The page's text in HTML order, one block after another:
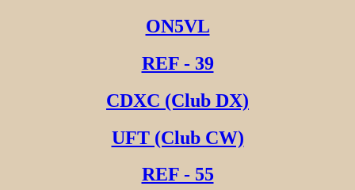
ON5VL
REF - 39
CDXC (Club DX)
UFT (Club CW)
REF - 55